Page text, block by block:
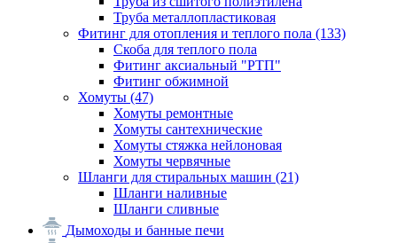
Труба металлопластиковая
Фитинг для отопления и теплого пола (133)
Скоба для теплого пола
Фитинг аксиальный "РТП"
Фитинг обжимной
Хомуты (47)
Хомуты ремонтные
Хомуты сантехнические
Хомуты стяжка нейлоновая
Хомуты червячные
Шланги для стиральных машин (21)
Шланги наливные
Шланги сливные
Дымоходы и банные печи